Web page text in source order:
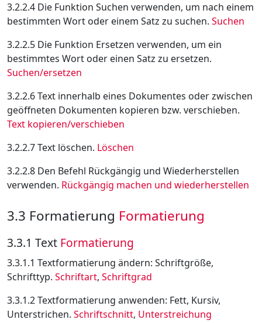
3.2.2.4 Die Funktion Suchen verwenden, um nach einem
bestimmten Wort oder einem Satz zu suchen. Suchen
3.2.2.5 Die Funktion Ersetzen verwenden, um ein
bestimmtes Wort oder einen Satz zu ersetzen.
Suchen/ersetzen
3.2.2.6 Text innerhalb eines Dokumentes oder zwischen
geöffneten Dokumenten kopieren bzw. verschieben.
Text kopieren/verschieben
3.2.2.7 Text löschen. Löschen
3.2.2.8 Den Befehl Rückgängig und Wiederherstellen
verwenden. Rückgängig machen und wiederherstellen
3.3 Formatierung Formatierung
3.3.1 Text Formatierung
3.3.1.1 Textformatierung ändern: Schriftgröße,
Schrifttyp. Schriftart, Schriftgrad
3.3.1.2 Textformatierung anwenden: Fett, Kursiv,
Unterstrichen. Schriftschnitt, Unterstreichung